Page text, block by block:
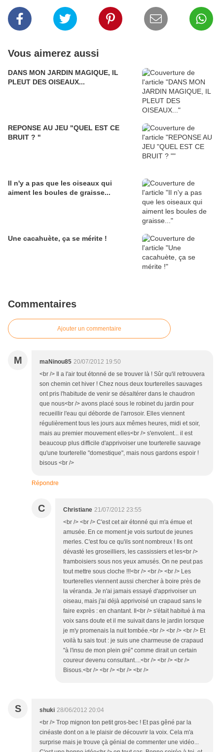
Vous aimerez aussi
DANS MON JARDIN MAGIQUE, IL
PLEUT DES OISEAUX...
REPONSE AU JEU "QUEL EST CE
BRUIT ? "
Il n'y a pas que les oiseaux qui
aiment les boules de graisse...
Une cacahuète, ça se mérite !
Commentaires
Ajouter un commentaire
M maNinou85 20/07/2012 19:50
<br /> Il a l'air tout étonné de se trouver là ! Sûr qu'il retrouvera
son chemin cet hiver ! Chez nous deux tourterelles sauvages
ont pris l'habitude de venir se désaltérer dans le chaudron
que nous<br /> avons placé sous le robinet du jardin pour
recueillir l'eau qui déborde de l'arrosoir. Elles viennent
régulièrement tous les jours aux mêmes heures, midi et soir,
mais au premier mouvement elles<br /> s'envolent... il est
beaucoup plus difficile d'apprivoiser une tourterelle sauvage
qu'une tourterelle "domestique", mais nous gardons espoir !
bisous <br />
Répondre
C Christiane 21/07/2012 23:55
<br /> <br /> C'est cet air étonné qui m'a émue et
amusée. En ce moment je vois surtout de jeunes
merles. C'est fou ce qu'ils sont nombreux ! Ils ont
dévasté les groseilliers, les cassissiers et les<br />
framboisiers sous nos yeux amusés. On ne peut pas
tout mettre sous cloche !!!<br /> <br /> <br /> Les
tourterelles viennent aussi chercher à boire près de
la véranda. Je n'ai jamais essayé d'apprivoiser un
oiseau, mais j'ai déjà apprivoisé un crapaud sans le
faire exprès : en chantant. Il<br /> s'était habitué à ma
voix sans doute et il me suivait dans le jardin lorsque
je m'y promenais la nuit tombée.<br /> <br /> <br /> Et
voilà tu sais tout : je suis une charmeuse de crapaud
"à l'insu de mon plein gré" comme dirait un certain
coureur devenu consultant....<br /> <br /> <br />
Bisous.<br /> <br /> <br /> <br />
S shuki 28/06/2012 20:04
<br /> Trop mignon ton petit gros-bec ! Et pas gêné par la
cinéaste dont on a le plaisir de découvrir la voix. Cela m'a
surprise mais je trouve çà génial de commenter une vidéo...